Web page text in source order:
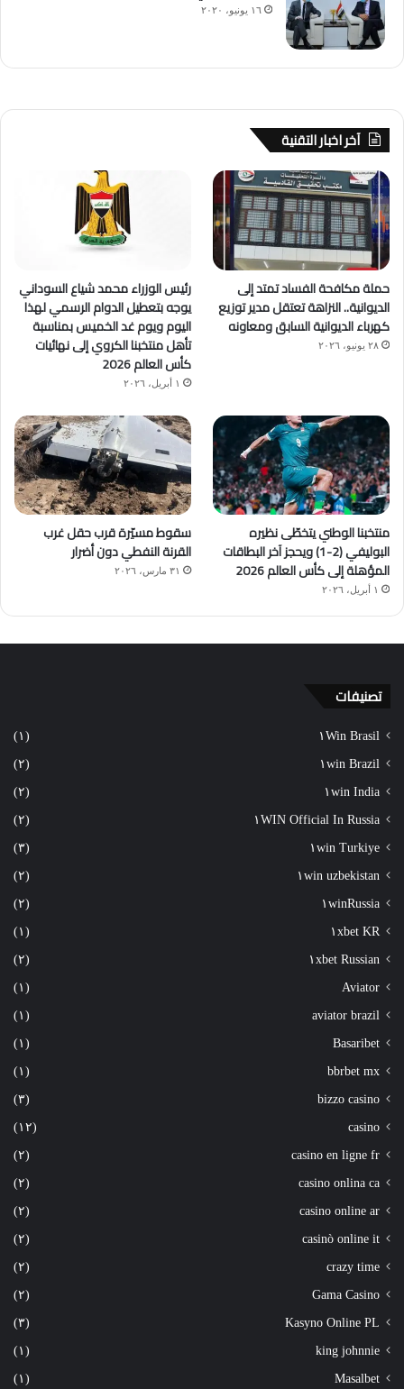
١٦ يونيو، ٢٠٢٠
آخر اخبار التقنية
حملة مكافحة الفساد تمتد إلى
الديوانية.. النزاهة تعتقل مدير توزيع
كهرباء الديوانية السابق ومعاونه
٢٨ يونيو، ٢٠٢٦
رئيس الوزراء محمد شياع السوداني
يوجه بتعطيل الدوام الرسمي لهذا
اليوم ويوم غد الخميس بمناسبة
تأهل منتخبنا الكروي إلى نهائيات
كأس العالم 2026
١ أبريل، ٢٠٢٦
منتخبنا الوطني يتخطّى نظيره
البوليفي (2-1) ويحجز آخر البطاقات
المؤهلة إلى كأس العالم 2026
١ أبريل، ٢٠٢٦
سقوط مسيّرة قرب حقل غرب
القرنة النفطي دون أضرار
٣١ مارس، ٢٠٢٦
تصنيفات
١Win Brasil (١)
١win Brazil (٢)
١win India (٢)
١WIN Official In Russia (٢)
١win Turkiye (٣)
١win uzbekistan (٢)
١winRussia (٢)
١xbet KR (١)
١xbet Russian (٢)
Aviator (١)
aviator brazil (١)
Basaribet (١)
bbrbet mx (١)
bizzo casino (٣)
casino (١٢)
casino en ligne fr (٢)
casino onlina ca (٢)
casino online ar (٢)
casinò online it (٢)
crazy time (٢)
Gama Casino (٢)
Kasyno Online PL (٣)
king johnnie (١)
Masalbet (١)